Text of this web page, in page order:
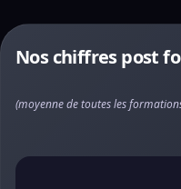
Nos chiffres post
(moyenne de toutes les